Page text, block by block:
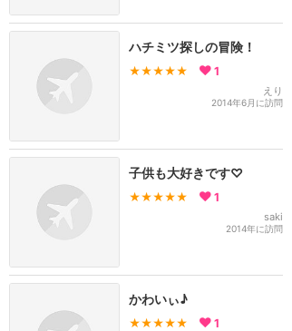
ハチミツ探しの冒険！
★★★★★ 1
えり
2014年6月に訪問
子供も大好きです♡
★★★★★ 1
saki
2014年に訪問
かわいぃ♪
★★★★★ 1